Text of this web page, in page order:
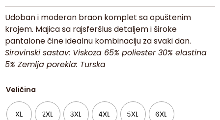
Udoban i moderan braon komplet sa opuštenim
krojem. Majica sa rajsferšlus detaljem i široke
pantalone čine idealnu kombinaciju za svaki dan.
Sirovinski sastav: Viskoza 65% poliester 30% elastina
5% Zemlja porekla: Turska
Veličina
XL 2XL 3XL 4XL 5XL 6XL